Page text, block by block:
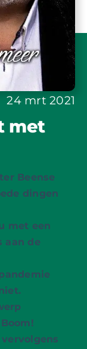
24 mrt 2021
met
Beense
dingen
met een
aan de